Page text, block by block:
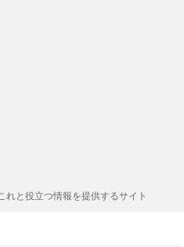
れと役立つ情報を提供するサイト